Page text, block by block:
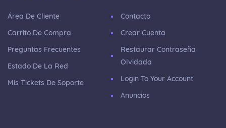
Área De Cliente
Carrito De Compra
Preguntas Frecuentes
Estado De La Red
Mis Tickets De Soporte
Contacto
Crear Cuenta
Restaurar Contraseña
Olvidada
Login To Your Account
Anuncios